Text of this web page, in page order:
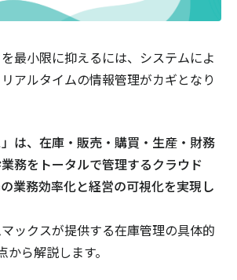
最小限に抑えるには、システムによ
アルタイムの情報管理がカギとなり
」は、在庫・販売・購買・生産・財務
務をトータルで管理するクラウド
業務効率化と経営の可視化を実現し
ックスが提供する在庫管理の具体的
ら解説します。